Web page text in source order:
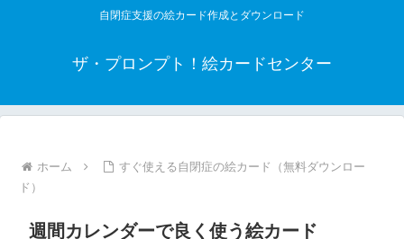
自閉症支援の絵カード作成とダウンロード
ザ・プロンプト！絵カードセンター
ホーム
すぐ使える自閉症の絵カード（無料ダウンロー
ド）
週間カレンダーで良く使う絵カード